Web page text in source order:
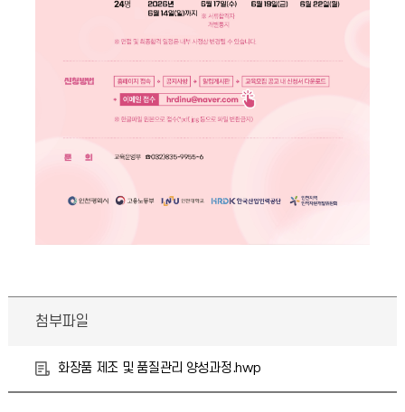
첨부파일
화장품 제조 및 품질관리 양성과정.hwp